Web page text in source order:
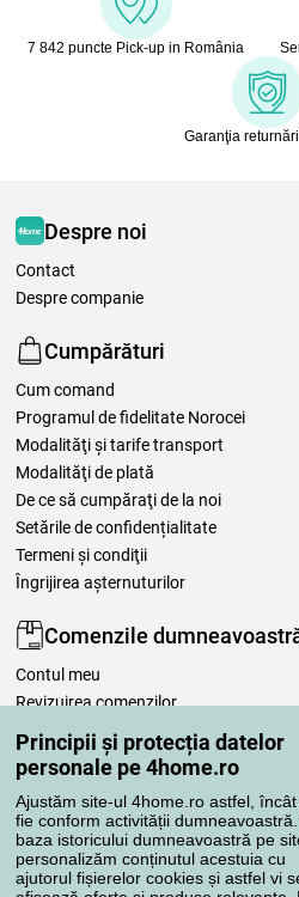
Principii și protecția datelor
personale pe 4home.ro
Ajustăm site-ul 4home.ro astfel, încât
fie conform activității
baza istoricului dumneavoastră pe
personalizăm conținutul acestuia cu
ajutorul fișierelor cookies și astfel vi
7 842 puncte Pick-up in România
Garanţia
Despre noi
Contact
Despre companie
Cumpărături
Cum comand
Programul de fidelitate Norocei
Modalităţi şi tarife transport
Modalităţi de plată
De ce să cumpăraţi de la noi
Setările de confidențialitate
Termeni şi condiţii
Îngrijirea așternuturilor
Comenzile
Contul meu
Revizuirea comenzilor
Reclamaţii
Retragere de la contract
Regulile de procesare a recenziilor
Metode de transport